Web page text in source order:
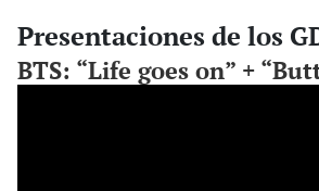
Presentaciones de los
BTS: “Life goes on” +